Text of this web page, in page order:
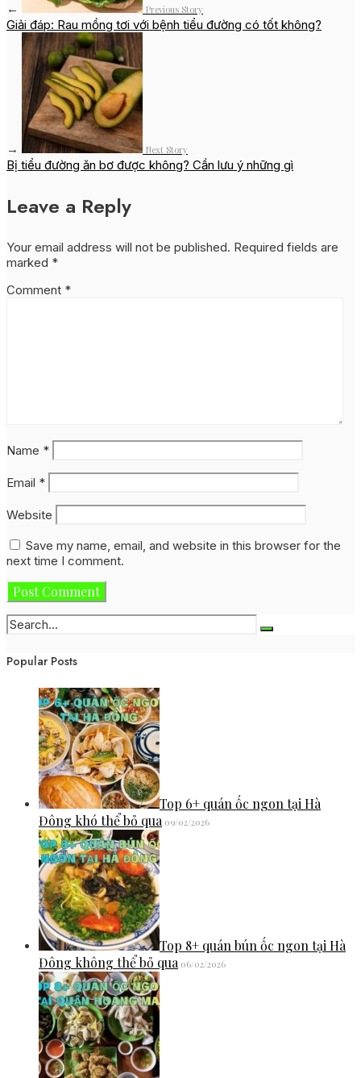
← Previous Story
Giải đáp: Rau mồng tơi với bệnh tiểu đường có tốt không?
→ Next Story
Bị tiểu đường ăn bơ được không? Cần lưu ý những gì
Leave a Reply
Your email address will not be published. Required fields are
marked *
Comment *
Name *
Email *
Website
Save my name, email, and website in this browser for the
next time I comment.
Popular Posts
Top 6+ quán ốc ngon tại Hà
Đông khó thể bỏ qua09/02/2026
Top 8+ quán bún ốc ngon tại Hà
Đông không thể bỏ qua06/02/2026